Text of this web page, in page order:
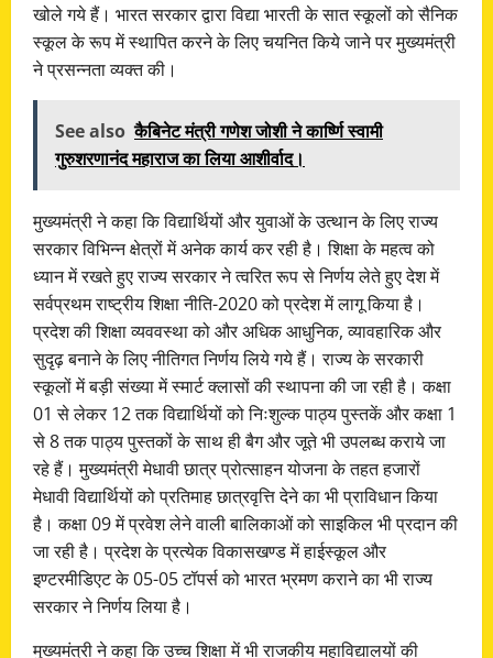
खोले गये हैं। भारत सरकार द्वारा विद्या भारती के सात स्कूलों को सैनिक
स्कूल के रूप में स्थापित करने के लिए चयनित किये जाने पर मुख्यमंत्री
ने प्रसन्नता व्यक्त की।
See also कैबिनेट मंत्री गणेश जोशी ने कार्ष्णि स्वामी
गुरुशरणानंद महाराज का लिया आशीर्वाद।
मुख्यमंत्री ने कहा कि विद्यार्थियों और युवाओं के उत्थान के लिए राज्य
सरकार विभिन्न क्षेत्रों में अनेक कार्य कर रही है। शिक्षा के महत्व को
ध्यान में रखते हुए राज्य सरकार ने त्वरित रूप से निर्णय लेते हुए देश में
सर्वप्रथम राष्ट्रीय शिक्षा नीति-2020 को प्रदेश में लागू किया है।
प्रदेश की शिक्षा व्यववस्था को और अधिक आधुनिक, व्यावहारिक और
सुदृढ़ बनाने के लिए नीतिगत निर्णय लिये गये हैं। राज्य के सरकारी
स्कूलों में बड़ी संख्या में स्मार्ट क्लासों की स्थापना की जा रही है। कक्षा
01 से लेकर 12 तक विद्यार्थियों को निःशुल्क पाठ्य पुस्तकें और कक्षा 1
से 8 तक पाठ्य पुस्तकों के साथ ही बैग और जूते भी उपलब्ध कराये जा
रहे हैं। मुख्यमंत्री मेधावी छात्र प्रोत्साहन योजना के तहत हजारों
मेधावी विद्यार्थियों को प्रतिमाह छात्रवृत्ति देने का भी प्राविधान किया
है। कक्षा 09 में प्रवेश लेने वाली बालिकाओं को साइकिल भी प्रदान की
जा रही है। प्रदेश के प्रत्येक विकासखण्ड में हाईस्कूल और
इण्टरमीडिएट के 05-05 टॉपर्स को भारत भ्रमण कराने का भी राज्य
सरकार ने निर्णय लिया है।
मुख्यमंत्री ने कहा कि उच्च शिक्षा में भी राजकीय महाविद्यालयों की